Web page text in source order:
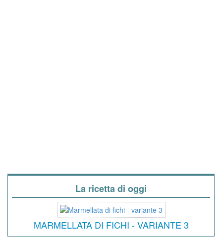
La ricetta di oggi
MARMELLATA DI FICHI - VARIANTE 3